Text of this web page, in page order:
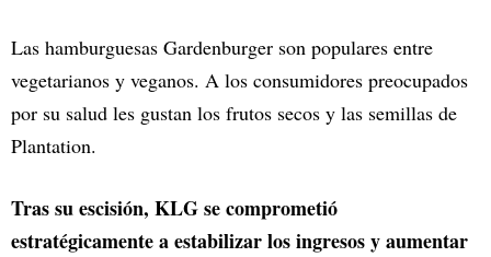
Las hamburguesas Gardenburger son populares entre
vegetarianos y veganos. A los consumidores preocupados
por su salud les gustan los frutos secos y las semillas de
Plantation.
Tras su escisión, KLG se comprometió
estratégicamente a estabilizar los ingresos y aumentar